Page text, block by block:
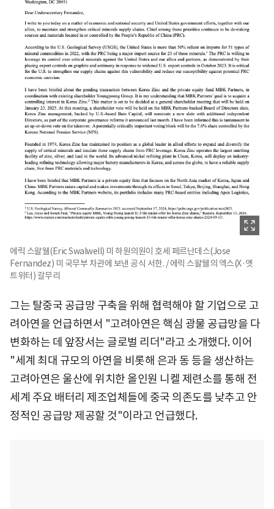
에릭 스왈웰(Eric Swalwell) 미 하원의원이 호세 페르난데스(Jose
Fernandez) 미 국무부 차관에 보낸 공식 서한. / 에릭 스왈웰의 엑스(X·옛
트위터) 갈무리
그는 탈중국 공급망 구축을 위해 협력해야 할 기업으로 고
려아연을 언급하면서 "고려아연은 핵심 광물 공급망을 다
변화하는 데 앞장서는 글로벌 리더"라고 소개했다. 이어
"세계 최대 규모의 아연을 비롯해 은과 동 등을 생산하는
고려아연은 울산에 위치한 올인원 니켈 제련소를 통해 전
세계 주요 배터리 제조업체들에 중국 의존도를 낮추고 안
정적인 공급망 제공할 것"이라고 언급했다.